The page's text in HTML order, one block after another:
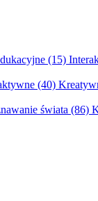
(15)
(40)
świata (86)